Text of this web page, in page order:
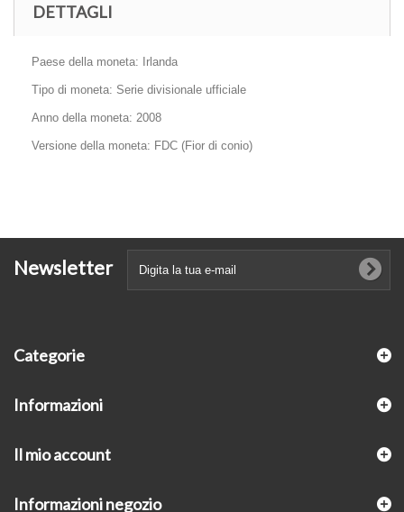
DETTAGLI
Paese della moneta: Irlanda
Tipo di moneta: Serie divisionale ufficiale
Anno della moneta: 2008
Versione della moneta: FDC (Fior di conio)
Newsletter
Categorie
Informazioni
Il mio account
Informazioni negozio